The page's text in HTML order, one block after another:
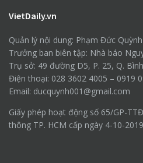
VietDaily.vn
Quản lý nội dung: Phạm Đức Quỳnh
Trưởng ban biên tập: Nhà báo
Trụ sở: 49 đường D5, P. 25, Q.
Điện thoại: 028 3602 4005 – 0919
Email: ducquynh001@gmail.com
Giấy phép hoạt động số 65/GP-
thông TP. HCM cấp ngày 4-10-2019